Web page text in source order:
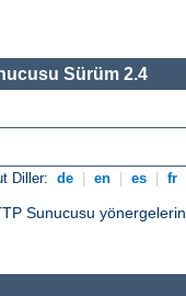
Sürüm 2.4
Diller: de en es fr
Sunucusu